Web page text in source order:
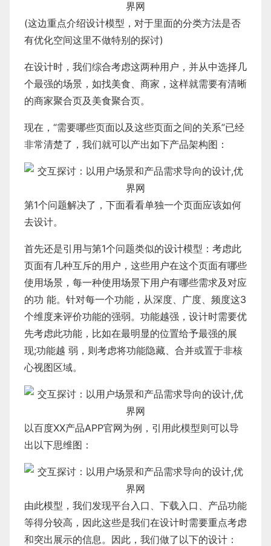
(这边重点介绍设计模型，对于里面的分类方法是否
有优化空间这里不做特别的探讨)
在设计时，我们综合考虑这两种用户，并从中选择几
个最强的场景，如找美食、商家，这样就需要有清晰
的商家聚合页及美食聚合页。
现在，“需要哪些页面以及这些页面之间的关系”已经
非常清楚了，我们就可以产出如下产品架构图：
第1个问题解决了，下面看看单独一个页面应该如何
去设计。
首先还是引用与第1个问题类似的设计模型：考虑此
页面有几种互斥的用户，这些用户在这个页面有哪些
使用场景，每一种使用场景下用户有哪些需求及对应
的功 能。针对每一个功能，从深度、广度、频度这3
个维度来评价功能的强弱。功能越强，设计时需要优
先考虑此功能，比如在最明显的位置给予最强的展
现;功能越 弱，则考虑将功能隐藏、合并或置于非核
心视图区域。
以百度XX产品APP官网为例，引用此模型则可以导
出以下思维图：
由此模型，我们发现平台入口、下载入口、产品功能
等得分较高，因此这些是我们在设计时需要重点考虑
和突出展示的信息。因此，我们做了以下的设计：